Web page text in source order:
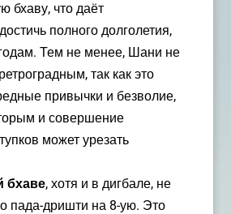
бхаву, что даёт
полного долголетия,
Тем не менее, Шани не
так как это
привычки и безволие,
и совершение
может урезать
бхаве, хотя и в дигбале, не
пада-дришти на 8-ую. Это